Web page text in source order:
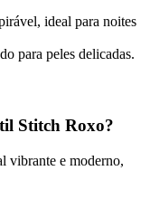
ideal para noites
para peles delicadas.
Stitch Roxo?
vibrante e moderno,